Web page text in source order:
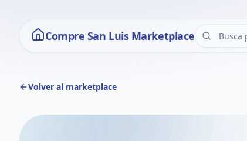
Compre San Luis Marketplace
Volver al marketplace